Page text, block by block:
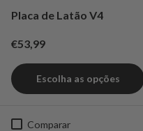
Placa de Latão V4
Preço normal
€53,99
Escolha as opções
Comparar